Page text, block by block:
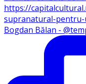
Bogdan Bălan -